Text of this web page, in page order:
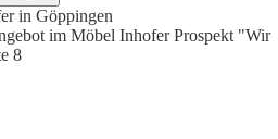
in Göppingen
im Möbel Inhofer Prospekt "Wir
8